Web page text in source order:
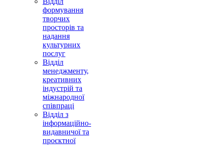
формування
творчих
просторів та
надання
культурних
послуг
Відділ
менеджменту,
креативних
індустрій та
міжнародної
співпраці
Відділ з
інформаційно-
видавничої та
проєктної